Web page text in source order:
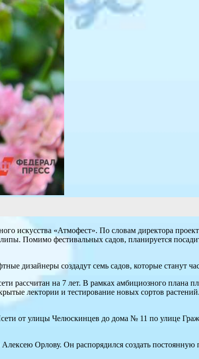
искусства «Атмофест». По словам директора
Помимо фестивальных садов, планируется
дизайнеры создадут семь садов, которые станут
рассчитан на 7 лет. В рамках амбициозного плана
лектории и тестирование новых сортов
от улицы Челюскинцев до дома № 11 по улице
Орлову. Он распорядился создать